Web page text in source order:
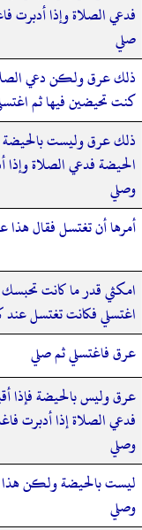
فدعي الصلاة وإذا أدبرت
صلي
ذلك عرق ولكن دعي
كنت تحيضين فيها ثم
ذلك عرق وليست بالحيضة
الحيضة فدعي الصلاة وإذا
وصلي
أمرها أن تغتسل فقال هذا
امكثي قدر ما كانت
اغتسلي فكانت تغتسل
عرق فاغتسلي ثم صلي
عرق وليس بالحيضة فإذا
فدعي الصلاة إذا أدبرت
وصلي
ليست بالحيضة ولكن
وصلي